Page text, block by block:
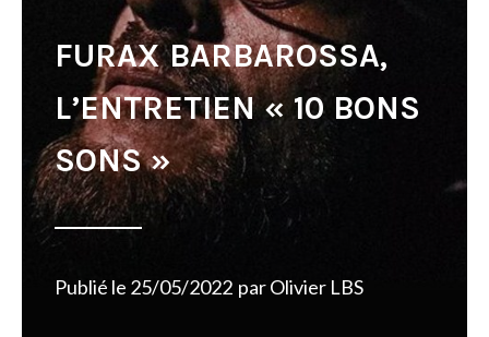
FURAX BARBAROSSA,
L’ENTRETIEN « 10 BONS
SONS »
Publié le 25/05/2022 parOlivier LBS